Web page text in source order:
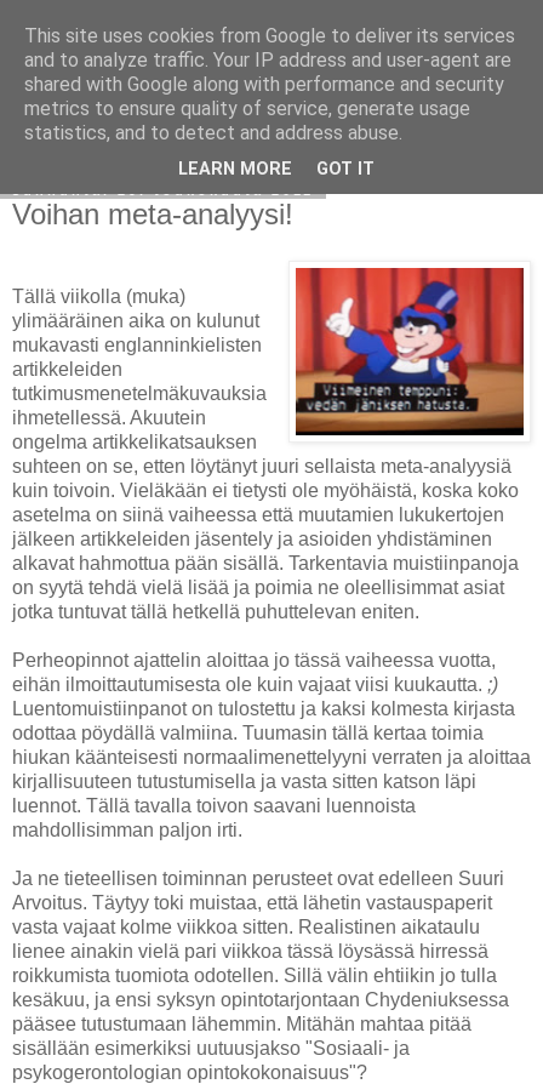
Avoin blogiskelija
Voihan meta-analyysi!
Tällä viikolla (muka)
ylimääräinen aika on kulunut
mukavasti englanninkielisten
artikkeleiden
tutkimusmenetelmäkuvauksia
ihmetellessä. Akuutein
ongelma artikkelikatsauksen
suhteen on se, etten löytänyt juuri sellaista meta-analyysiä
kuin toivoin. Vieläkään ei tietysti ole myöhäistä, koska koko
asetelma on siinä vaiheessa että muutamien lukukertojen
jälkeen artikkeleiden jäsentely ja asioiden yhdistäminen
alkavat hahmottua pään sisällä. Tarkentavia muistiinpanoja
on syytä tehdä vielä lisää ja poimia ne oleellisimmat asiat
jotka tuntuvat tällä hetkellä puhuttelevan eniten.
Perheopinnot ajattelin aloittaa jo tässä vaiheessa vuotta,
eihän ilmoittautumisesta ole kuin vajaat viisi kuukautta. ;)
Luentomuistiinpanot on tulostettu ja kaksi kolmesta kirjasta
odottaa pöydällä valmiina. Tuumasin tällä kertaa toimia
hiukan käänteisesti normaalimenettelyyni verraten ja aloittaa
kirjallisuuteen tutustumisella ja vasta sitten katson läpi
luennot. Tällä tavalla toivon saavani luennoista
mahdollisimman paljon irti.
Ja ne tieteellisen toiminnan perusteet ovat edelleen Suuri
Arvoitus. Täytyy toki muistaa, että lähetin vastauspaperit
vasta vajaat kolme viikkoa sitten. Realistinen aikataulu
lienee ainakin vielä pari viikkoa tässä löysässä hirressä
roikkumista tuomiota odotellen. Sillä välin ehtiikin jo tulla
kesäkuu, ja ensi syksyn opintotarjontaan Chydeniuksessa
pääsee tutustumaan lähemmin. Mitähän mahtaa pitää
sisällään esimerkiksi uutuusjakso "Sosiaali- ja
psykogerontologian opintokokonaisuus"?
This site uses cookies from Google to deliver its services
and to analyze traffic. Your IP address and user-agent are
shared with Google along with performance and security
metrics to ensure quality of service, generate usage
statistics, and to detect and address abuse.
LEARN MORE GOT IT